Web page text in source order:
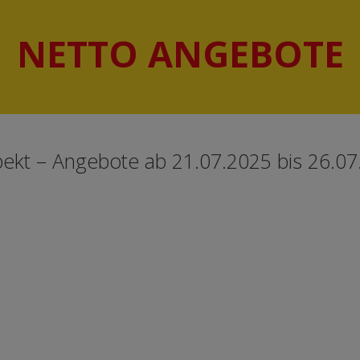
NETTO ANGEBOTE
– Angebote ab 21.07.2025 bis